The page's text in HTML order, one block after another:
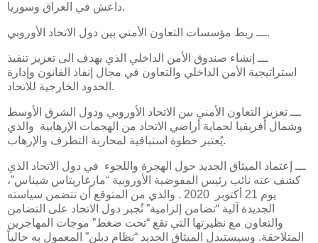
داعش في العراق وسوريا.
ـــ ربط مؤسسات التعاون الأمني بين دول الاتحاد الأوروبي.
ـــ إنشاء صندوق الأمن الداخلي الذي يهدف الى تعزيز تنفيذ
استراتيجية الأمن الداخلي والتعاون في مجال إنفاذ القانون وإدارة
الحدود الخارجية للاتحاد.
ـــ تعزيز التعاون الأمني بين الاتحاد الأوروبي ودول الشرق الأوسط
وشمال أفريقيا لحماية أراضي الاتحاد من الهجمات الإرهابية والذي
يُعتبر خطوة استباقية لمحاربة التطرف والإرهاب.
ـــ إعتماد الميثاق الجديد حول الهجرة واللجوء في دول الاتحاد الذي
كشف عنه نائب رئيس المفوضية الأوروبية “مارغاريتاس شيناس”،
يوم 21 أكتوبر 2020 . والذي من المتوقع أن تتضمن سياسته
الجديدة آلية “تضامن إلزامية” تُجبر دول الاتحاد على التضامن
والتعاون مع نظيرتها التي تقع “تحت ضغط” موجات المهاجرين
المتلاحقة. وسيستبدل الميثاق الجديد “نظام دبلن” المعمول به حالياً